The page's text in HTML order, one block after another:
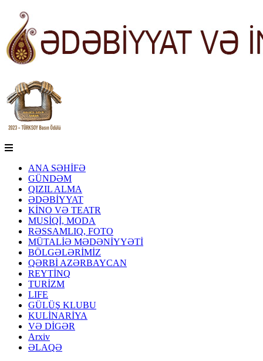
ANA SƏHİFƏ
GÜNDƏM
QIZIL ALMA
ƏDƏBİYYAT
KİNO VƏ TEATR
MUSİQİ, MODA
RƏSSAMLIQ, FOTO
MÜTALİƏ MƏDƏNİYYƏTİ
BÖLGƏLƏRİMİZ
QƏRBİ AZƏRBAYCAN
REYTİNQ
TURİZM
LIFE
GÜLÜŞ KLUBU
KULİNARİYA
VƏ DİGƏR
Arxiv
ƏLAQƏ